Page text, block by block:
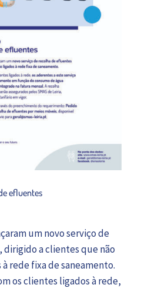
efluentes
um novo serviço de
a clientes que não
rede fixa de saneamento.
os clientes ligados à rede,